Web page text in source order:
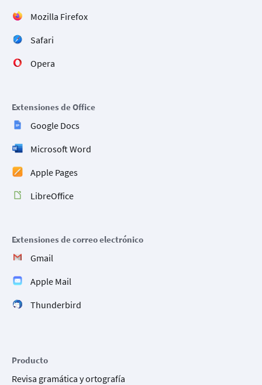
Mozilla Firefox
Safari
Opera
Extensiones de Office
Google Docs
Microsoft Word
Apple Pages
LibreOffice
Extensiones de correo electrónico
Gmail
Apple Mail
Thunderbird
Producto
Revisa gramática y ortografía